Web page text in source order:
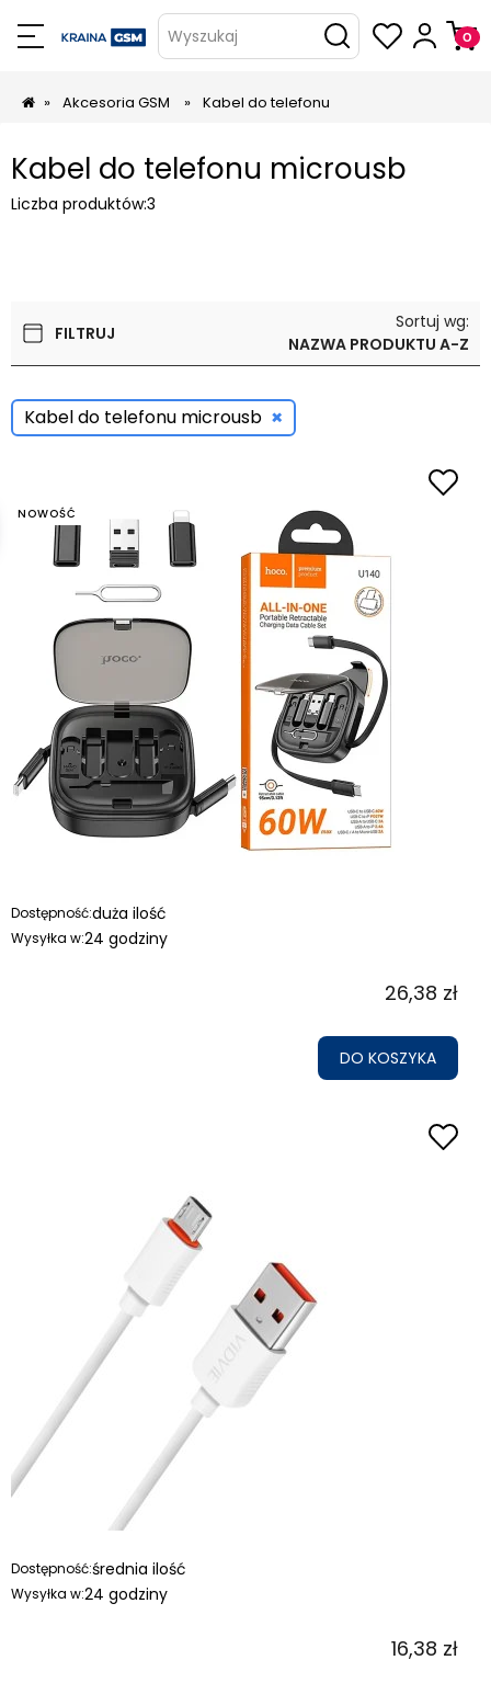
Wyszukaj
» Akcesoria GSM » Kabel do telefonu
Kabel do telefonu microusb
Liczba produktów:3
FILTRUJ
Sortuj wg:
NAZWA PRODUKTU A-Z
Kabel do telefonu microusb ×
Dostępność:duża ilość
Wysyłka w:24 godziny
26,38 zł
DO KOSZYKA
NOWOŚĆ
Dostępność:średnia ilość
Wysyłka w:24 godziny
16,38 zł